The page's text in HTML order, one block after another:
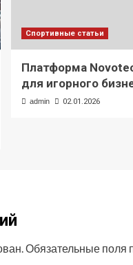
Спортивные статьи
Платформа
для игорного
admin 02.01.2026
Обязательные поля